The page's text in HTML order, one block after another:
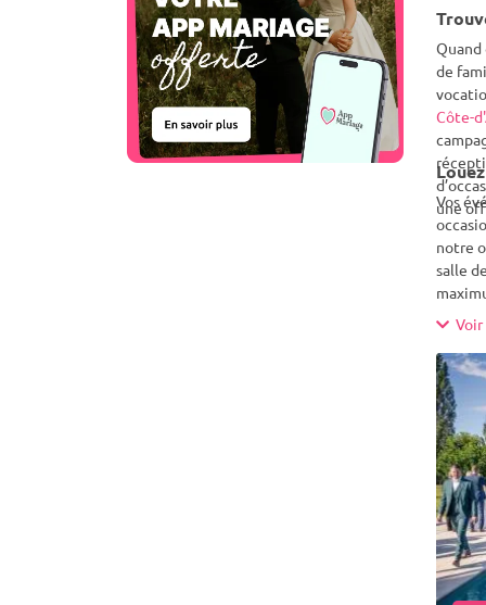
Quand
de
Côte-
une
Vos
notre
salle
Voir